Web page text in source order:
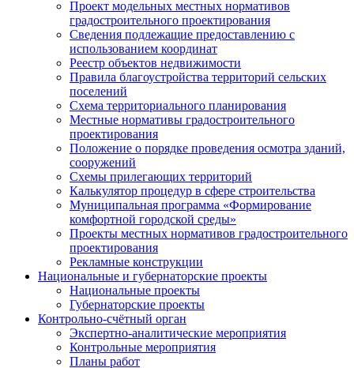
Проект модельных местных нормативов
градостроительного проектирования
Сведения подлежащие предоставлению с
использованием координат
Реестр объектов недвижимости
Правила благоустройства территорий сельских
поселений
Схема территориального планирования
Местные нормативы градостроительного
проектирования
Положение о порядке проведения осмотра зданий,
сооружений
Схемы прилегающих территорий
Калькулятор процедур в сфере строительства
Муниципальная программа «Формирование
комфортной городской среды»
Проекты местных нормативов градостроительного
проектирования
Рекламные конструкции
Национальные и губернаторские проекты
Национальные проекты
Губернаторские проекты
Контрольно-счётный орган
Экспертно-аналитические мероприятия
Контрольные мероприятия
Планы работ